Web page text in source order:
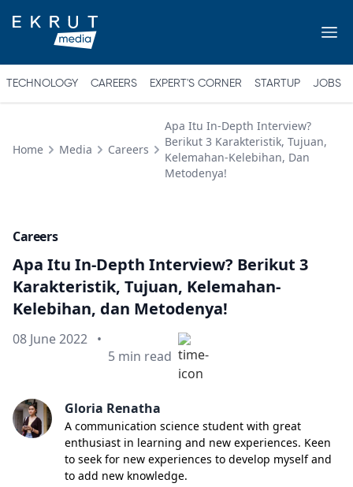
TECHNOLOGY CAREERS EXPERT'S CORNER STARTUP JOBS
Home Media Careers
Apa Itu In-Depth Interview?
Berikut 3 Karakteristik, Tujuan,
Kelemahan-Kelebihan, Dan
Metodenya!
Careers
Apa Itu In-Depth Interview? Berikut 3
Karakteristik, Tujuan, Kelemahan-
Kelebihan, dan Metodenya!
Published on
08 June 2022 •
Min read
5 min read
Gloria Renatha
A communication science student with great
enthusiast in learning and new experiences. Keen
to seek for new experiences to develop myself and
to add new knowledge.